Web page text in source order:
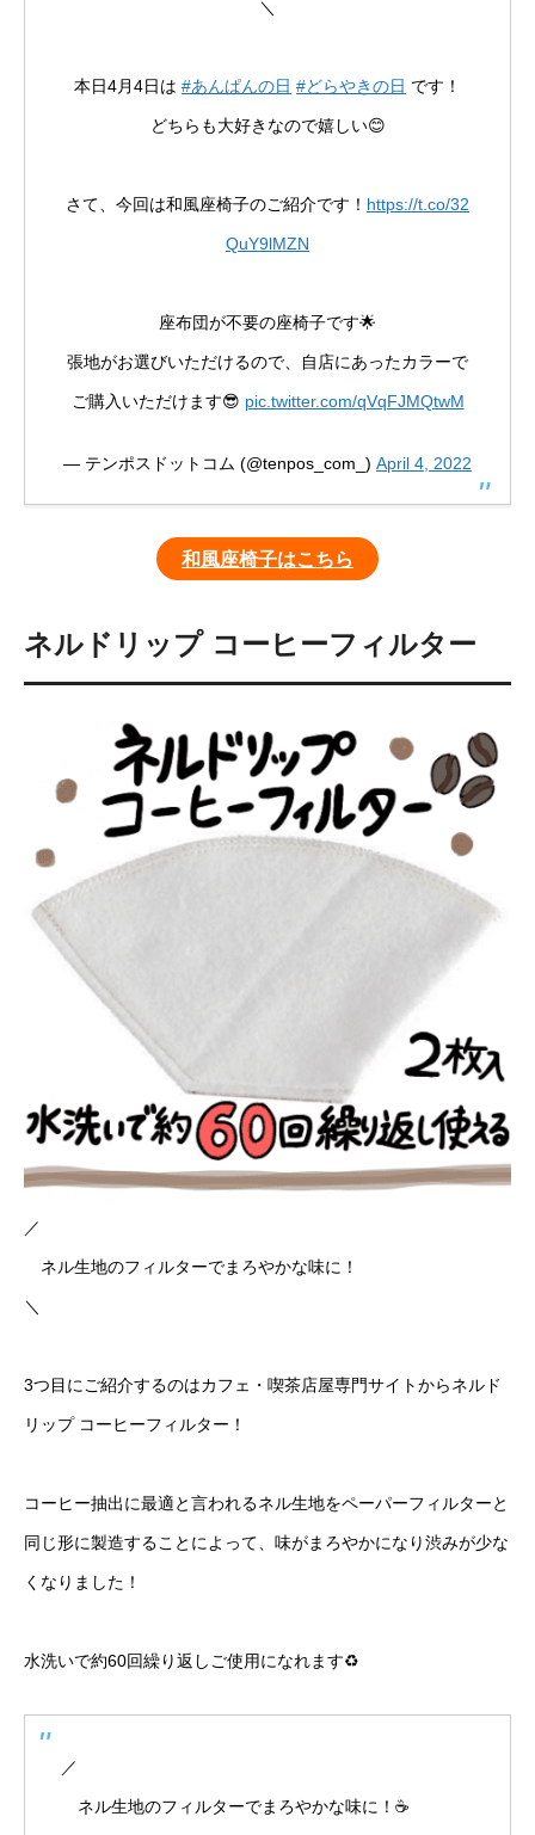
＼
本日4月4日は #あんぱんの日 #どらやきの日 です！
どちらも大好きなので嬉しい😊
さて、今回は和風座椅子のご紹介です！ https://t.co/32
QuY9lMZN
座布団が不要の座椅子です🌟
張地がお選びいただけるので、自店にあったカラーで
ご購入いただけます😎 pic.twitter.com/qVqFJMQtwM
— テンポスドットコム (@tenpos_com_) April 4, 2022
和風座椅子はこちら
ネルドリップ コーヒーフィルター
／
ネル生地のフィルターでまろやかな味に！
＼
3つ目にご紹介するのはカフェ・喫茶店屋専門サイトからネルド
リップ コーヒーフィルター！
コーヒー抽出に最適と言われるネル生地をペーパーフィルターと
同じ形に製造することによって、味がまろやかになり渋みが少な
くなりました！
水洗いで約60回繰り返しご使用になれます♻️
／
ネル生地のフィルターでまろやかな味に！☕